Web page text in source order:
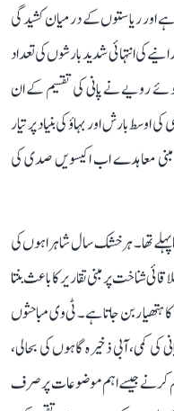
اور ریاستوں کے درمیان کشیدگی
کی انتہائی شدید بارشوں کی تعداد
رویے نے پانی کی تقسیم کے ان
بارش اور بہاؤ کی بنیاد پر تیار
معاہدے اب اکیسویں صدی کی
پہلے تھا۔ ہر خشک سال شاہراہوں کی
شناخت پر مبنی تقاریر کا باعث بنتا
ہتھیار بن جاتا ہے۔ ٹی وی مباحثوں
کی کمی، آبی ذخیرہ گاہوں کی بحالی،
کرنے جیسے اہم موضوعات پر صرف